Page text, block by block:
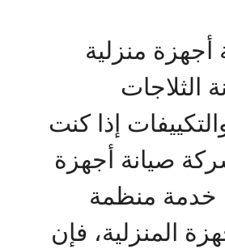
منزلية
الثلاجات
إذا كنت
صيانة أجهزة
خدمة منظمة
المنزلية، فإن